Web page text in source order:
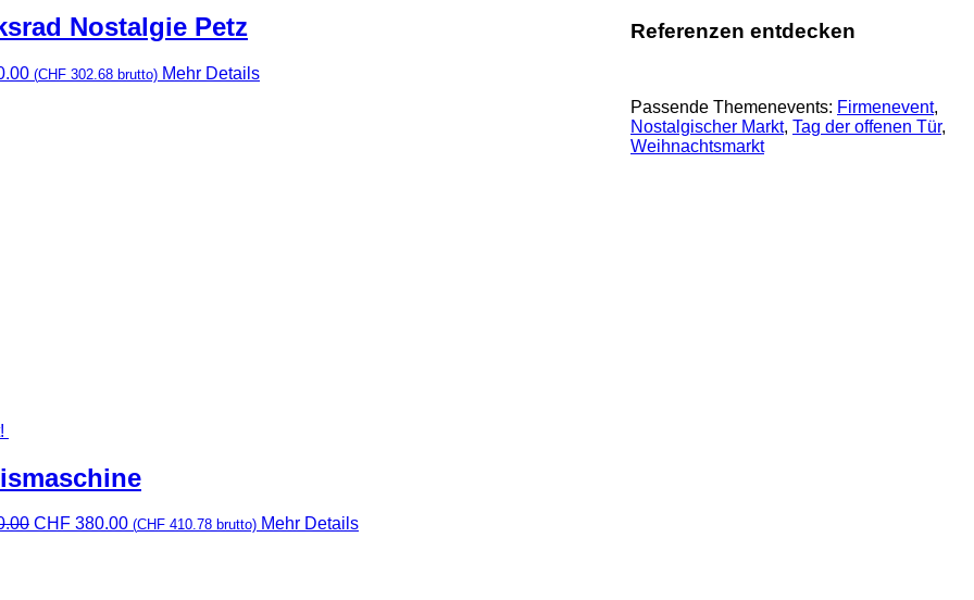
Nostalgie Petz
(CHF 302.68 brutto) Mehr Details
Ursprünglicher
CHF 380.00Aktueller
(CHF 410.78 brutto) Mehr Details
Referenzen entdecken
Passende Themenevents: Firmenevent
Nostalgischer Markt, Tag der offenen Tür
Weihnachtsmarkt